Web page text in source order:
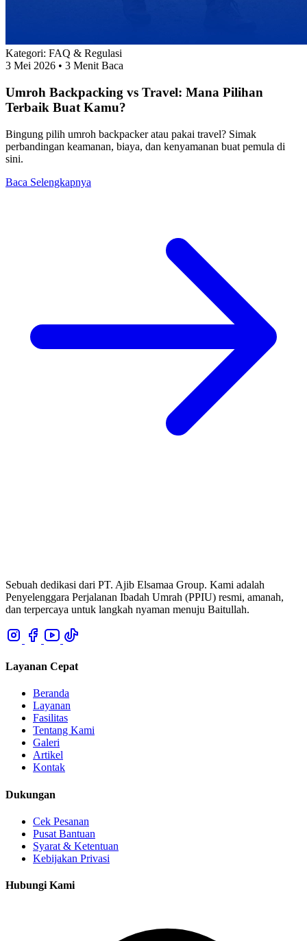
Kategori: FAQ & Regulasi
3 Mei 2026 • 3 Menit Baca
Umroh Backpacking vs Travel: Mana Pilihan
Terbaik Buat Kamu?
Bingung pilih umroh backpacker atau pakai travel? Simak
perbandingan keamanan, biaya, dan kenyamanan buat pemula di
sini.
Baca Selengkapnya
Sebuah dedikasi dari PT. Ajib Elsamaa Group. Kami adalah
Penyelenggara Perjalanan Ibadah Umrah (PPIU) resmi, amanah,
dan terpercaya untuk langkah nyaman menuju Baitullah.
Layanan Cepat
Beranda
Layanan
Fasilitas
Tentang Kami
Galeri
Artikel
Kontak
Dukungan
Cek Pesanan
Pusat Bantuan
Syarat & Ketentuan
Kebijakan Privasi
Hubungi Kami